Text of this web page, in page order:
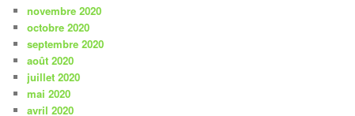
novembre 2020
octobre 2020
septembre 2020
août 2020
juillet 2020
mai 2020
avril 2020